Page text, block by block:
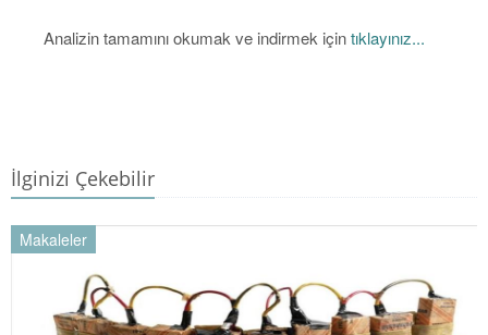
Analizin tamamını okumak ve indirmek içintıklayınız...
İlginizi Çekebilir
Makaleler